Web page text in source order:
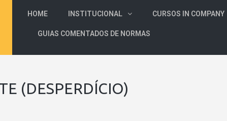
HOME INSTITUCIONAL CURSOS IN COMPANY
GUIAS COMENTADOS DE NORMAS
(DESPERDÍCIO)